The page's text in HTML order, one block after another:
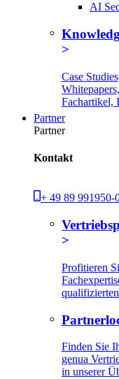
AI
Case
Whitepapers,
Fachartikel,
Partner
Partner
Kontakt
+ 49 89 991950-
Profitieren
Finden Sie
genua
in unserer